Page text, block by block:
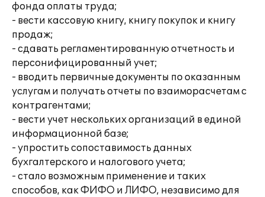
фонда оплаты труда;
- вести кассовую книгу, книгу покупок и книгу
продаж;
- сдавать регламентированную отчетность и
персонифицированный учет;
- вводить первичные документы по оказанным
услугам и получать отчеты по взаиморасчетам с
контрагентами;
- вести учет нескольких организаций в единой
информационной базе;
- упростить сопоставимость данных
бухгалтерского и налогового учета;
- стало возможным применение и таких
способов, как ФИФО и ЛИФО, независимо для